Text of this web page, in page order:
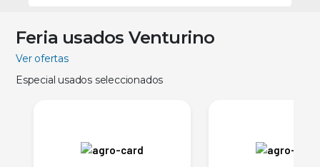
Feria usados Venturino
Ver ofertas
Especial usados seleccionados